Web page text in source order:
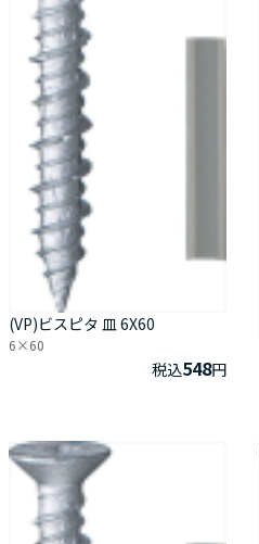
(VP)ビスピタ 皿 6X60
6×60
税込548円